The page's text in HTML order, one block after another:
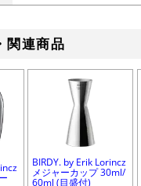
関連商品
BIRDY. by Erik Lorincz
メジャーカップ 30ml/
60ml (目盛付)